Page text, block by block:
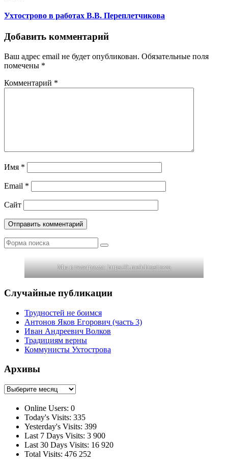
Ухтострово в работах В.В. Переплетчикова
Добавить комментарий
Ваш адрес email не будет опубликован. Обязательные поля
помечены *
Комментарий *
Имя *
Email *
Сайт
Поиск
Мы в телеграмм:https://t.me/uhtostrovo
Случайные публикации
Трудностей не боимся
Антонов Яков Егорович (часть 3)
Иван Андреевич Волков
Традициям верны
Коммунисты Ухтострова
Архивы
Архивы
Online Users: 0
Today's Visits: 335
Yesterday's Visits: 399
Last 7 Days Visits: 3 900
Last 30 Days Visits: 16 920
Total Visits: 476 252